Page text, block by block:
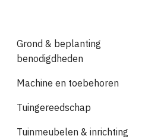
Grond & beplanting
benodigdheden
Machine en toebehoren
Tuingereedschap
Tuinmeubelen & inrichting